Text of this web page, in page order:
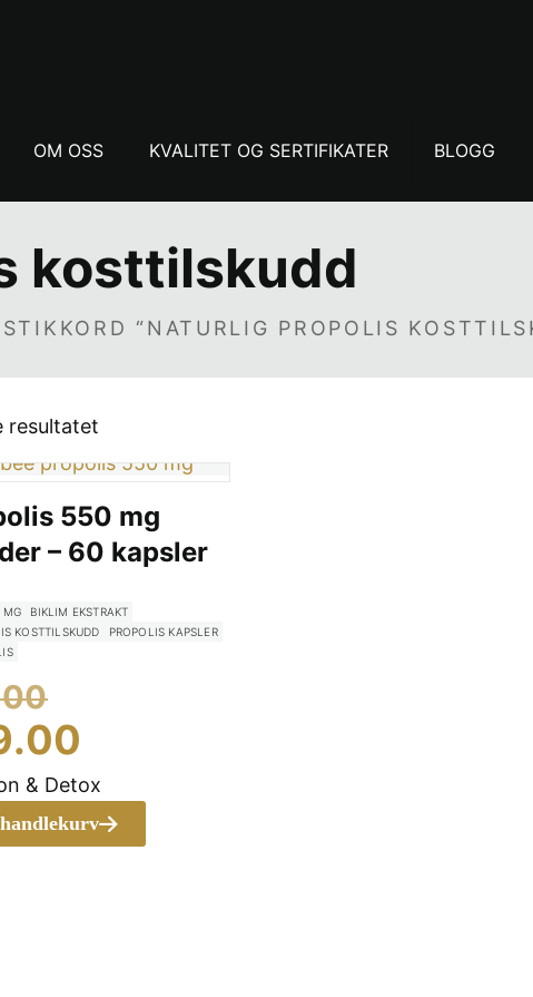
OM OSS KVALITET OG SERTIFIKATER BLOGG
kosttilskudd
“NATURLIG PROPOLIS
resultatet
550 mg
– 60 kapsler
MG
BIKLIM EKSTRAKT
KOSTTILSKUDD
PROPOLIS KAPSLER
pris
var:
kr 199.00.
pris
er:
& Detox